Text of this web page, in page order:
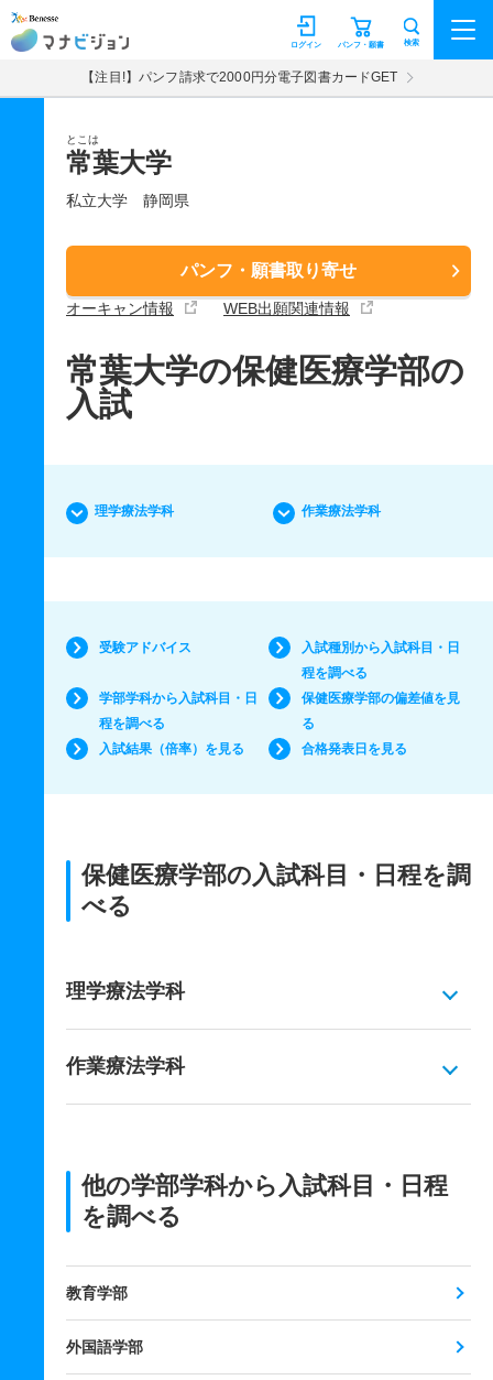
マナビジョン パンフ・願書
ログイン 検索
【注目!】パンフ請求で2000円分電子図書カードGET
とこは
常葉大学
私立大学 静岡県
パンフ・願書取り寄せ
オーキャン情報 WEB出願関連情報
常葉大学の保健医療学部の
入試
理学療法学科 作業療法学科
受験アドバイス
入試種別から入試科目・日
程を調べる
学部学科から入試科目・日
程を調べる
保健医療学部の偏差値を見
る
入試結果（倍率）を見る
合格発表日を見る
保健医療学部の入試科目・日程を調
べる
理学療法学科
作業療法学科
他の学部学科から入試科目・日程
を調べる
教育学部
外国語学部